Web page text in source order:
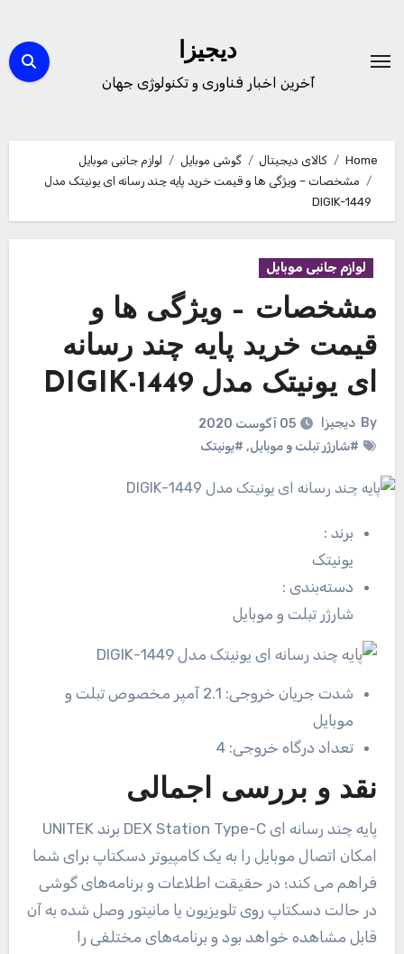
content
دیجیزا
آخرین اخبار فناوری و تکنولوژی جهان
Home کالای دیجیتال گوشی موبایل
لوازم جانبی موبایل
مشخصات – ویژگی ها و قیمت خرید پایه چند رسانه ای یونیتک مدل
1449-DIGIK
لوازم جانبی موبایل
مشخصات – ویژگی ها و
قیمت خرید پایه چند رسانه
ای یونیتک مدل 1449-DIGIK
By دیجیزا
05 آگوست 2020
#شارژر تبلت و موبایل, #یونیتک
برند:
یونیتک
دسته‌بندی:
شارژر تبلت و موبایل
شدت جریان خروجی:
2.1 آمپر مخصوص تبلت و
موبایل
تعداد درگاه خروجی: 4
نقد و بررسی اجمالی
پایه چند رسانه ای DEX Station Type-C برند UNITEK
امکان اتصال موبایل را به یک کامپیوتر دسکتاپ برای شما
فراهم می کند؛ در حقیقت اطلاعات و برنامه‌های گوشی
در حالت دسکتاپ روی تلویزیون یا مانیتور وصل‌ شده به آن
قابل مشاهده خواهد بود و برنامه‌های مختلفی را